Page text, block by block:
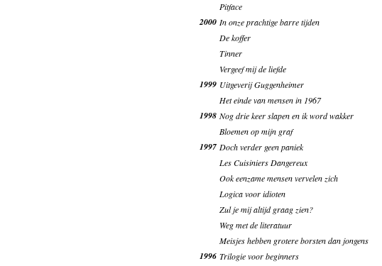
Pitface
2000 In onze prachtige barre tijden
De koffer
Tinner
Vergeef mij de liefde
1999 Uitgeverij Guggenheimer
Het einde van mensen in 1967
1998 Nog drie keer slapen en ik word wakker
Bloemen op mijn graf
1997 Doch verder geen paniek
Les Cuisiniers Dangereux
Ook eenzame mensen vervelen zich
Logica voor idioten
Zul je mij altijd graag zien?
Weg met de literatuur
Meisjes hebben grotere borsten dan jongens
1996 Trilogie voor beginners